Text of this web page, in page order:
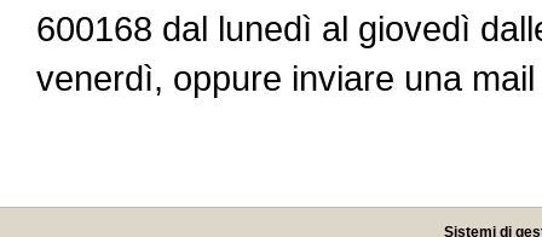
600168 dal lunedì al giovedì
venerdì, oppure inviare una
Sistemi di